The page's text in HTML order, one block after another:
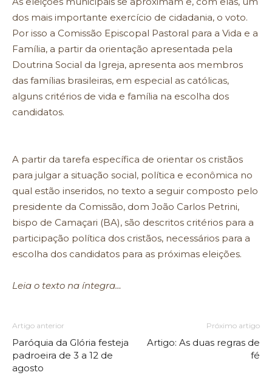
dos mais importante exercício de cidadania, o voto.
Por isso a Comissão Episcopal Pastoral para a Vida e a
Família, a partir da orientação apresentada pela
Doutrina Social da Igreja, apresenta aos membros
das famílias brasileiras, em especial as católicas,
alguns critérios de vida e família na escolha dos
candidatos.
A partir da tarefa específica de orientar os cristãos
para julgar a situação social, política e econômica no
qual estão inseridos, no texto a seguir composto pelo
presidente da Comissão, dom João Carlos Petrini,
bispo de Camaçari (BA), são descritos critérios para a
participação política dos cristãos, necessários para a
escolha dos candidatos para as próximas eleições.
Leia o texto na íntegra…
Artigo anterior
Paróquia da Glória festeja
padroeira de 3 a 12 de
agosto
Próximo artigo
Artigo: As duas regras de
fé